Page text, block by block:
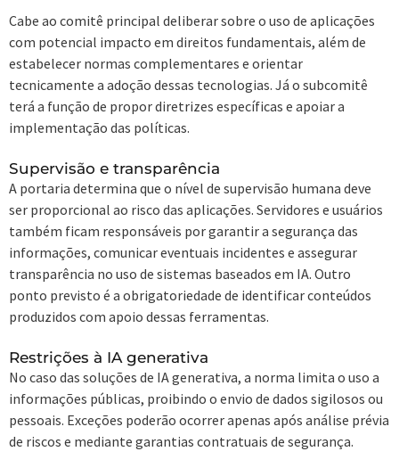
Cabe ao comitê principal deliberar sobre o uso de aplicações
com potencial impacto em direitos fundamentais, além de
estabelecer normas complementares e orientar
tecnicamente a adoção dessas tecnologias. Já o subcomitê
terá a função de propor diretrizes específicas e apoiar a
implementação das políticas.
Supervisão e transparência
A portaria determina que o nível de supervisão humana deve
ser proporcional ao risco das aplicações. Servidores e usuários
também ficam responsáveis por garantir a segurança das
informações, comunicar eventuais incidentes e assegurar
transparência no uso de sistemas baseados em IA. Outro
ponto previsto é a obrigatoriedade de identificar conteúdos
produzidos com apoio dessas ferramentas.
Restrições à IA generativa
No caso das soluções de IA generativa, a norma limita o uso a
informações públicas, proibindo o envio de dados sigilosos ou
pessoais. Exceções poderão ocorrer apenas após análise prévia
de riscos e mediante garantias contratuais de segurança.